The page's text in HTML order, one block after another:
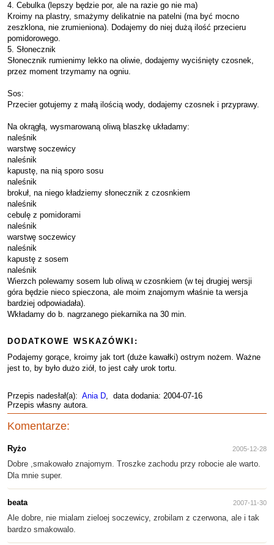
4. Cebulka (lepszy będzie por, ale na razie go nie ma)
Kroimy na plastry, smażymy delikatnie na patelni (ma być mocno
zeszklona, nie zrumieniona). Dodajemy do niej dużą ilość przecieru
pomidorowego.
5. Słonecznik
Słonecznik rumienimy lekko na oliwie, dodajemy wyciśnięty czosnek,
przez moment trzymamy na ogniu.
Sos:
Przecier gotujemy z małą ilością wody, dodajemy czosnek i przyprawy.
Na okrągłą, wysmarowaną oliwą blaszkę układamy:
naleśnik
warstwę soczewicy
naleśnik
kapustę, na nią sporo sosu
naleśnik
brokuł, na niego kładziemy słonecznik z czosnkiem
naleśnik
cebulę z pomidorami
naleśnik
warstwę soczewicy
naleśnik
kapustę z sosem
naleśnik
Wierzch polewamy sosem lub oliwą w czosnkiem (w tej drugiej wersji
góra będzie nieco spieczona, ale moim znajomym właśnie ta wersja
bardziej odpowiadała).
Wkładamy do b. nagrzanego piekarnika na 30 min.
DODATKOWE WSKAZÓWKI:
Podajemy gorące, kroimy jak tort (duże kawałki) ostrym nożem. Ważne
jest to, by było dużo ziół, to jest cały urok tortu.
Przepis nadesłał(a): Ania D, data dodania: 2004-07-16
Przepis własny autora.
Komentarze:
Ryżo 2005-12-28
Dobre ,smakowało znajomym. Troszke zachodu przy robocie ale warto.
Dla mnie super.
beata 2007-11-30
Ale dobre, nie mialam zieloej soczewicy, zrobilam z czerwona, ale i tak
bardzo smakowalo.